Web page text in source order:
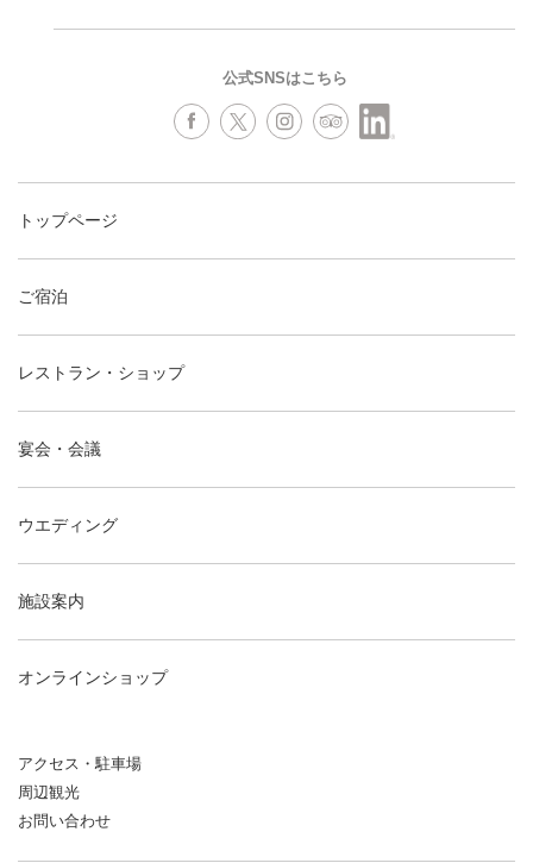
公式SNSはこちら
トップページ
ご宿泊
レストラン・ショップ
宴会・会議
ウエディング
施設案内
オンラインショップ
アクセス・駐車場
周辺観光
お問い合わせ